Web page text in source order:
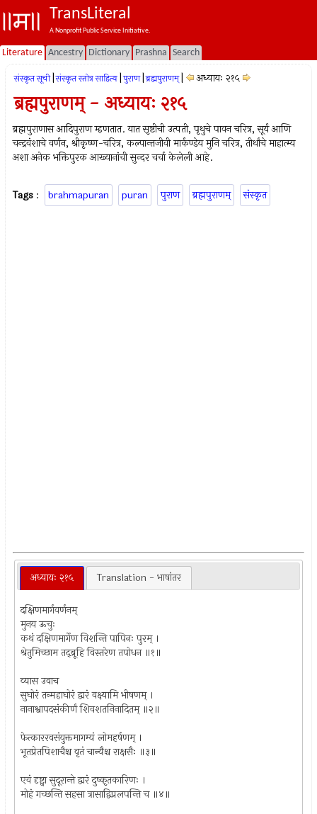
TransLiteral
A Nonprofit Public Service Initiative.
Literature Ancestry Dictionary Prashna Search
संस्कृत सूची संस्कृत स्तोत्र साहित्य पुराण ब्रह्मपुराणम् अध्यायः २१५
ब्रह्मपुराणम् - अध्यायः २१५
ब्रह्मपुराणास आदिपुराण म्हणतात. यात सृष्टीची उत्पती, पृथुचे पावन चरित्र, सूर्य आणि
चन्द्रवंशाचे वर्णन, श्रीकृष्ण-चरित्र, कल्पान्तजीवी मार्कण्डेय मुनि चरित्र, तीर्थांचे माहात्म्य
अशा अनेक भक्तिपुरक आख्यानांची सुन्दर चर्चा केलेली आहे.
Tags : brahmapuran puran पुराण ब्रह्मपुराणम् संस्कृत
अध्यायः २१५ Translation - भाषांतर
दक्षिणमार्गवर्णनम्
मुनय ऊचुः
कथं दक्षिणमार्गेण विशन्ति पापिनः पुरम् ।
श्रेतुमिच्छाम तद्‌ब्रूहि विस्तरेण तपोधन ॥१॥
व्यास उवाच
सुघोरं तन्महाघोरं द्वारं वक्ष्यामि भीषणम् ।
नानाश्वापदसंकीर्णं शिवशतनिनादितम् ॥२॥
फेत्काररवसंयुक्तमागम्यं लोमहर्षणम् ।
भूतप्रेतपिशाचैश्च वृतं चान्यैश्च राक्षसैः ॥३॥
एवं दृष्ट्वा सुदूरान्ते द्वारं दुष्कृतकारिणः ।
मोहं गच्छन्ति सहसा त्रासाद्विप्रलपन्ति च ॥४॥